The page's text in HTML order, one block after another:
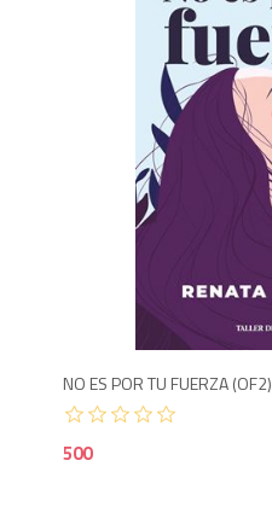
NO ES POR TU FUERZA (OF2)
500